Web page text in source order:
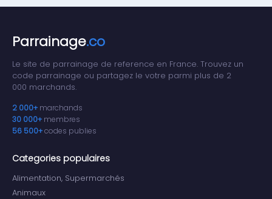
Parrainage.co
Le site de parrainage de reference en France. Trouvez un
code parrainage ou partagez le votre parmi plus de 2
000 marchands.
2 000+ marchands
30 000+ membres
56 500+codes publies
Categories populaires
Alimentation, Supermarchés
Animaux